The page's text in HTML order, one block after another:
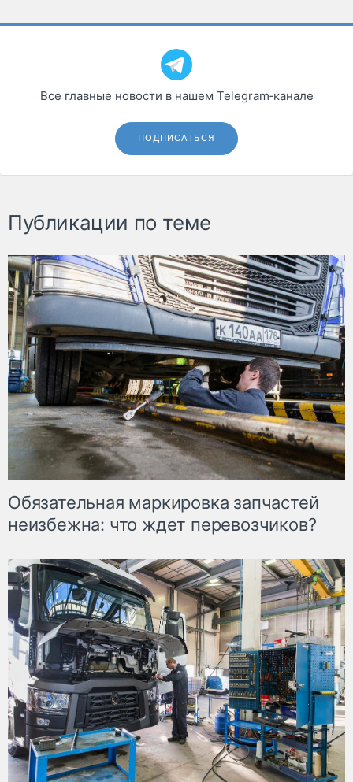
Все главные новости в нашем Telegram‑канале
ПОДПИСАТЬСЯ
Публикации по теме
Обязательная маркировка запчастей
неизбежна: что ждет перевозчиков?